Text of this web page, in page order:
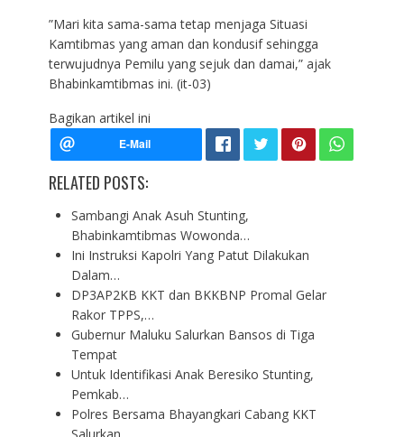
”Mari kita sama-sama tetap menjaga Situasi
Kamtibmas yang aman dan kondusif sehingga
terwujudnya Pemilu yang sejuk dan damai,” ajak
Bhabinkamtibmas ini. (it-03)
Bagikan artikel ini
RELATED POSTS:
Sambangi Anak Asuh Stunting,
Bhabinkamtibmas Wowonda…
Ini Instruksi Kapolri Yang Patut Dilakukan
Dalam…
DP3AP2KB KKT dan BKKBNP Promal Gelar
Rakor TPPS,…
Gubernur Maluku Salurkan Bansos di Tiga
Tempat
Untuk Identifikasi Anak Beresiko Stunting,
Pemkab…
Polres Bersama Bhayangkari Cabang KKT